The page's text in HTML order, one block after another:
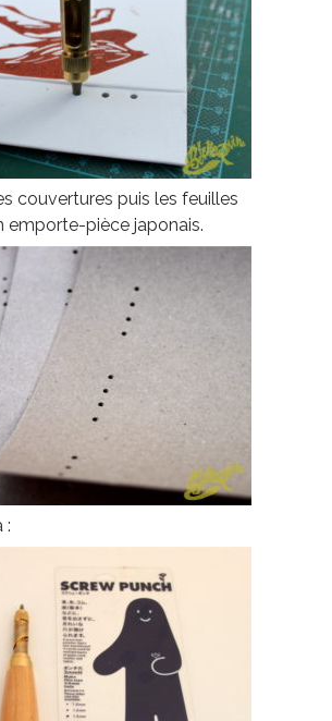
couvertures puis les feuilles
emporte-pièce japonais.
: